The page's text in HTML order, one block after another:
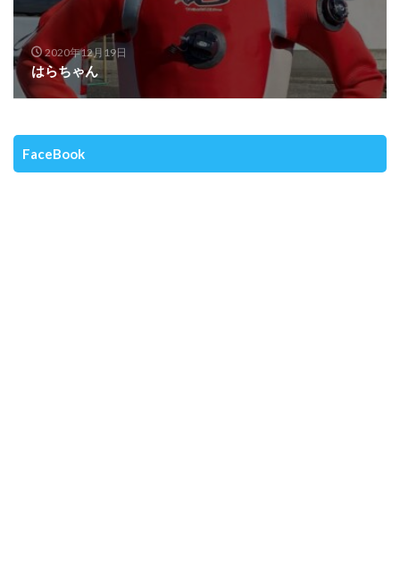
2020年12月19日
はらちゃん
FaceBook